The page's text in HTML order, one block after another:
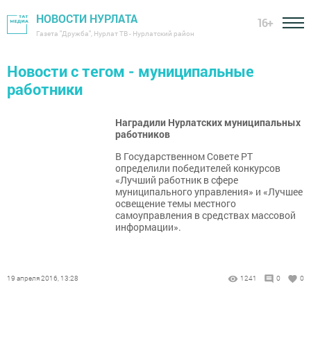
НОВОСТИ НУРЛАТА
Газета "Дружба", Нурлат ТВ - Нурлатский район
16+
Новости с тегом - муниципальные
работники
Наградили Нурлатских муниципальных
работников
В Государственном Совете РТ
определили победителей конкурсов
«Лучший работник в сфере
муниципального управления» и «Лучшее
освещение темы местного
самоуправления в средствах массовой
информации».
19 апреля 2016, 13:28 1241 0 0